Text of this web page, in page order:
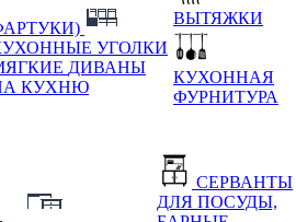
УГОЛКИ
ДИВАНЫ
КУХНЮ
ВЫТЯЖКИ
КУХОННАЯ
ФУРНИТУРА
СЕРВАНТЫ
ДЛЯ ПОСУДЫ,